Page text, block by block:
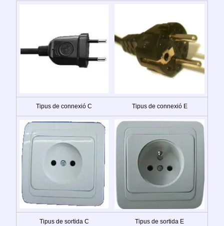
Tipus de connexió C Tipus de connexió E
Tipus de sortida C Tipus de sortida E